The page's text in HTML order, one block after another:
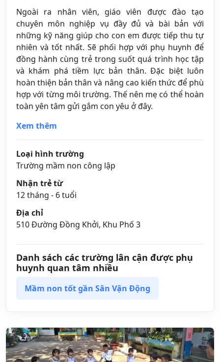
Ngoài ra nhân viên, giáo viên được đào tạo
chuyên môn nghiệp vụ đầy đủ và bài bản với
những kỹ năng giúp cho con em được tiếp thu tự
nhiên và tốt nhất. Sẽ phối hợp với phụ huynh để
đồng hành cùng trẻ trong suốt quá trình học tập
và khám phá tiềm lực bản thân. Đặc biệt luôn
hoàn thiện bản thân và nâng cao kiến thức để phù
hợp với từng môi trường. Thế nên mẹ có thể hoàn
toàn yên tâm gửi gắm con yêu ở đây.
Xem thêm
Loại hình trường
Trường mầm non công lập
Nhận trẻ từ
12 tháng - 6 tuổi
Địa chỉ
510 Đường Đồng Khởi, Khu Phố 3
Danh sách các trường lân cận được phụ
huynh quan tâm nhiều
Mầm non tốt gần Sân Vận Động